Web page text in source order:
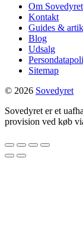
Om Sovedyret
Kontakt
Guides &
Blog
Udsalg
Sitemap
© 2026 Sovedyret
Sovedyret er et
provision ved køb